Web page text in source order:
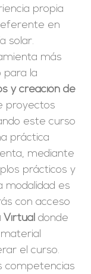
propia
en
solar.
más
para la
y creación de
proyectos
este curso
práctica
mediante
prácticos y
modalidad es
con acceso
Virtual donde
el curso.
competencias